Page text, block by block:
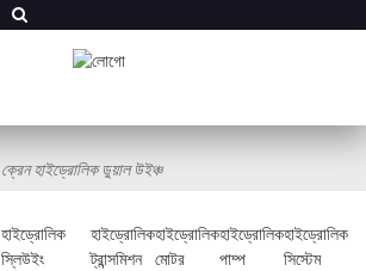
ক্রেন হাইড্রোলিক ডুয়াল উইঞ্চ
হাইড্রোলিক
স্লিউইং
হাইড্রোলিক
ট্রান্সমিশন
হাইড্রোলিক
মোটর
হাইড্রোলিক
পাম্প
হাইড্রোলিক
সিস্টেম